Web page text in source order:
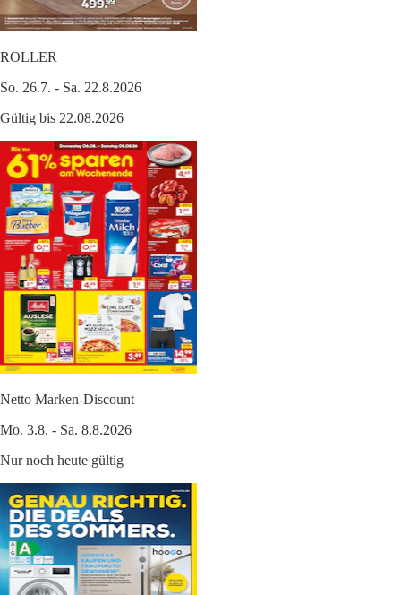
ROLLER
So. 26.7. - Sa. 22.8.2026
Gültig bis 22.08.2026
Netto Marken-Discount
Mo. 3.8. - Sa. 8.8.2026
Nur noch heute gültig